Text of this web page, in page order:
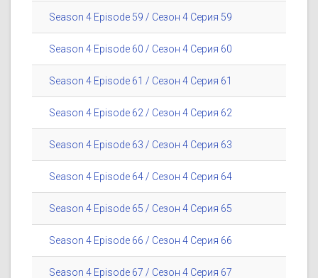
Season 4 Episode 59 / Сезон 4 Серия 59
Season 4 Episode 60 / Сезон 4 Серия 60
Season 4 Episode 61 / Сезон 4 Серия 61
Season 4 Episode 62 / Сезон 4 Серия 62
Season 4 Episode 63 / Сезон 4 Серия 63
Season 4 Episode 64 / Сезон 4 Серия 64
Season 4 Episode 65 / Сезон 4 Серия 65
Season 4 Episode 66 / Сезон 4 Серия 66
Season 4 Episode 67 / Сезон 4 Серия 67